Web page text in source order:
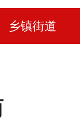
乡镇街道